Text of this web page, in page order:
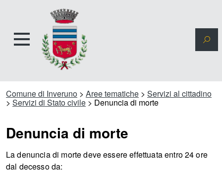
Comune di Inveruno > Aree tematiche > Servizi al cittadino
> Servizi di Stato civile > Denuncia di morte
Denuncia di morte
La denuncia di morte deve essere effettuata entro 24 ore
dal decesso da: